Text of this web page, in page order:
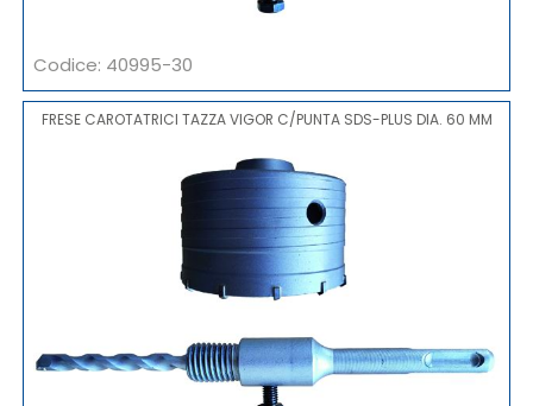
Codice: 40995-30
FRESE CAROTATRICI TAZZA VIGOR C/PUNTA SDS-PLUS DIA. 60 MM